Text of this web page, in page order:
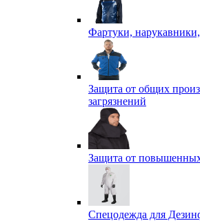
Фартуки,
Защита от общих
загрязнений
Защита от
Спецодежда для